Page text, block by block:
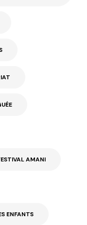
AMANI
ENFANTS